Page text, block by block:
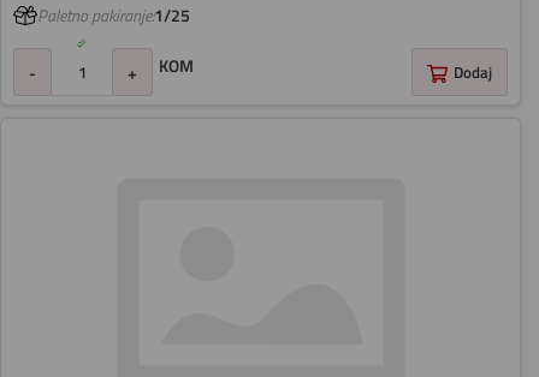
Paletno pakiranje:1/25
- + KOM Dodaj